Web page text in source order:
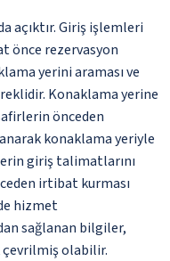
açıktır. Giriş işlemleri
önce rezervasyon
yerini araması ve
Konaklama yerine
önceden
konaklama yeriyle
giriş talimatlarını
irtibat kurması
hizmet
sağlanan bilgiler,
olabilir.